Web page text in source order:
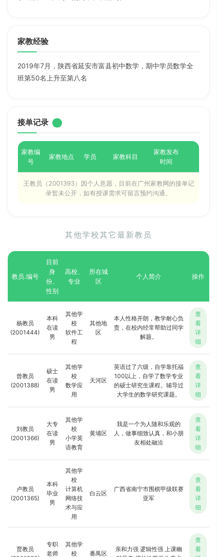
家教经验
2019年7月，陕西省延安市富县初中数学，期中学员数学全
班第50名上升至第八名
接单记录
家教编
号
家教地点 学员 家教科目
家教发布
时间
王教员（2001393）因个人意愿，目前在广州家教网的接单记
录暂未公开，如有授课需求可留言预约沟通。
其他学校其它最新教员
教员.编号
目前
身
份、
性别
高校、
专业
所在城
区
个人简介 操作
杨教员
(2001444)
本科
在读
男
其他学
校
软件工
程
其他地
区
本人性格开朗，教学耐心负
责，在校内经常帮助过同学
解题。
查
看
详
细
曾教员
(2001388)
硕士
在读
男
其他学
校
数学应
用
天河区
英语过了六级，自学靠托福
100以上，自学了数学专业
的硕士研究生课程。辅导过
大学生的数学研究课题。
查
看
详
细
刘教员
(2001366)
大专
在读
男
其他学
校
小学英
语教育
黄埔区
我是一个为人随和乐观的
人，做事细致认真，和小朋
友相处融洽
查
看
详
细
卢教员
(2001365)
本科
毕业
男
其他学
校
计算机
网络技
术与应
用
白云区
广西省南宁市围棋甲级联赛
亚军
查
看
详
细
贾教员
专职
老师
其他学
校
番禺区
亲和力强 逻辑性强 上课幽
查
看